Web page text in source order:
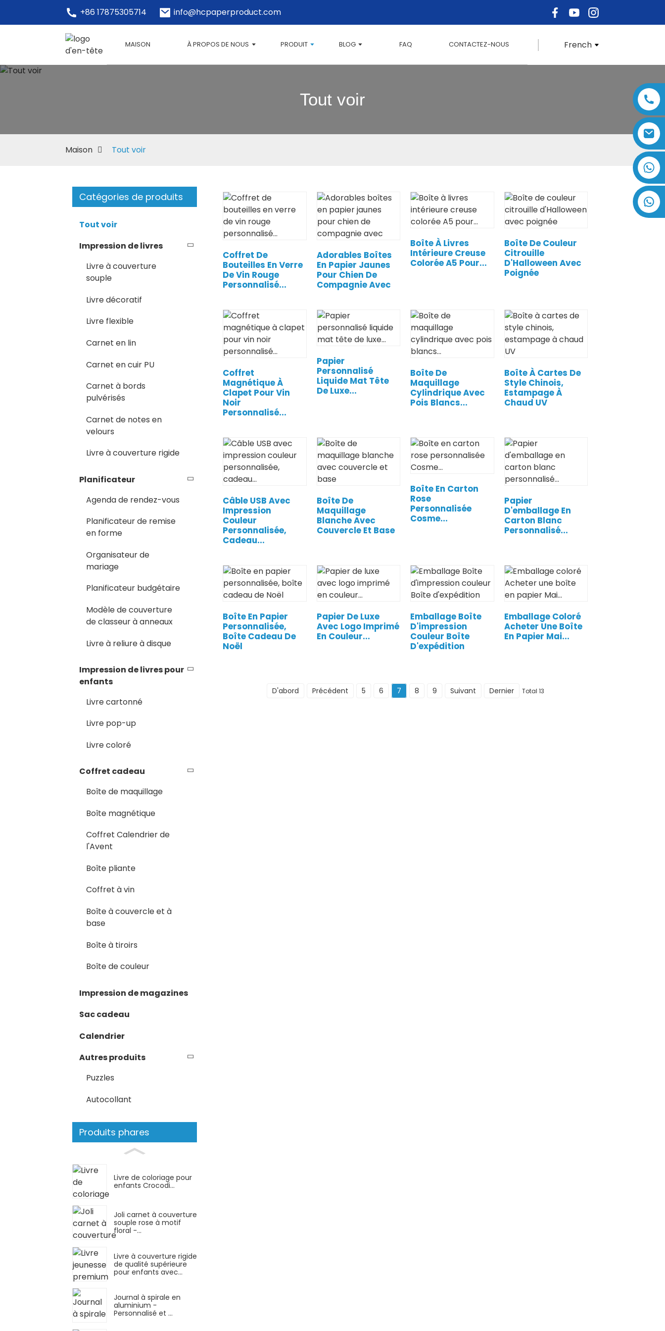
+86 17875305714 info@hcpaperproduct.com
MAISON À PROPOS DE NOUS PRODUIT BLOG FAQ CONTACTEZ-NOUS French
Tout voir
Maison Tout voir
Catégories de produits
Tout voir
Impression de livres
Livre à couverture
souple
Livre décoratif
Livre flexible
Carnet en lin
Carnet en cuir PU
Carnet à bords
pulvérisés
Carnet de notes en
velours
Livre à couverture rigide
Planificateur
Agenda de rendez-vous
Planificateur de remise
en forme
Organisateur de
mariage
Planificateur budgétaire
Modèle de couverture
de classeur à anneaux
Livre à reliure à disque
Impression de livres pour
enfants
Livre cartonné
Livre pop-up
Livre coloré
Coffret cadeau
Boîte de maquillage
Boîte magnétique
Coffret Calendrier de
l'Avent
Boîte pliante
Coffret à vin
Boîte à couvercle et à
base
Boîte à tiroirs
Boîte de couleur
Impression de magazines
Sac cadeau
Calendrier
Autres produits
Puzzles
Autocollant
Produits phares
Livre de coloriage pour
enfants Crocodi...
Joli carnet à couverture
souple rose à motif
floral -...
Livre à couverture rigide
de qualité supérieure
pour enfants avec...
Journal à spirale en
aluminium -
Personnalisé et ...
Coffret De
Bouteilles En Verre
De Vin Rouge
Personnalisé...
Adorables Boîtes
En Papier Jaunes
Pour Chien De
Compagnie Avec
Boîte À Livres
Intérieure Creuse
Colorée A5 Pour...
Boîte De Couleur
Citrouille
D'Halloween Avec
Poignée
Coffret
Magnétique À
Clapet Pour Vin
Noir
Personnalisé...
Papier
Personnalisé
Liquide Mat Tête
De Luxe...
Boîte De
Maquillage
Cylindrique Avec
Pois Blancs...
Boîte À Cartes De
Style Chinois,
Estampage À
Chaud UV
Câble USB Avec
Impression
Couleur
Personnalisée,
Cadeau...
Boîte De
Maquillage
Blanche Avec
Couvercle Et Base
Boîte En Carton
Rose
Personnalisée
Cosme...
Papier
D'emballage En
Carton Blanc
Personnalisé...
Boîte En Papier
Personnalisée,
Boîte Cadeau De
Noël
Papier De Luxe
Avec Logo Imprimé
En Couleur...
Emballage Boîte
D'impression
Couleur Boîte
D'expédition
Emballage Coloré
Acheter Une Boîte
En Papier Mai...
D'abord Précédent 5 6 7 8 9 Suivant Dernier Total 13